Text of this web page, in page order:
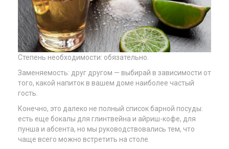
Степень необходимости: обязательно.
Заменяемость: друг другом — выбирай в зависимости от
того, какой напиток в вашем доме наиболее частый
гость.
Конечно, это далеко не полный список барной посуды:
есть еще бокалы для глинтвейна и айриш-кофе, для
пунша и абсента, но мы руководствовались тем, что
чаще всего можно встретить на столе.